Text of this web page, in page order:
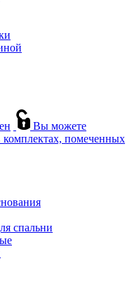
Вы можете
комплектах, помеченных
спальни